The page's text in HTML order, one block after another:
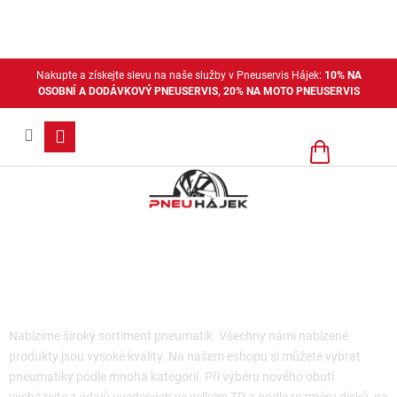
Nakupte a získejte slevu na naše služby v Pneuservis Hájek: 10% NA
OSOBNÍ A DODÁVKOVÝ PNEUSERVIS, 20% NA MOTO PNEUSERVIS
Nákupní
Nabízíme široký sortiment pneumatik. Všechny námi nabízené
produkty jsou vysoké kvality. Na našem eshopu si můžete vybrat
pneumatiky podle mnoha kategorií. Při výběru nového obutí